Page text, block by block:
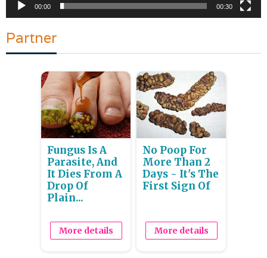
00:00 00:30
Partner
Fungus Is A
Parasite, And
It Dies From A
Drop Of
Plain...
More details
No Poop For
More Than 2
Days - It's The
First Sign Of
More details